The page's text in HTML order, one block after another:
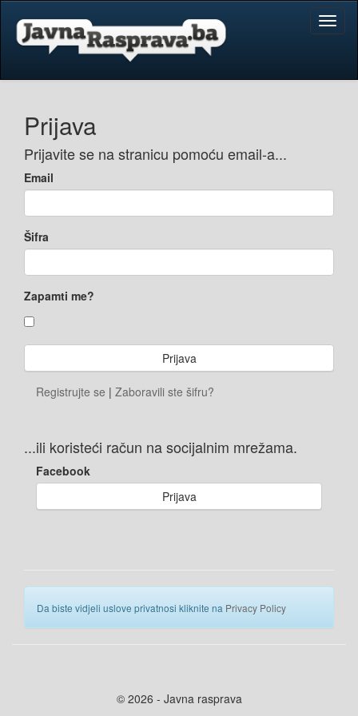
Prijava
Prijavite se na stranicu pomoću email-a...
Email
Šifra
Zapamti me?
Registrujte se | Zaboravili ste šifru?
...ili koristeći račun na socijalnim mrežama.
Facebook
Prijava
Da biste vidjeli uslove privatnosi kliknite na Privacy Policy
© 2026 - Javna rasprava